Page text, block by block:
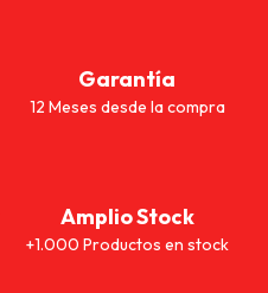
Garantía
12 Meses desde la compra
Amplio Stock
+1.000 Productos en stock